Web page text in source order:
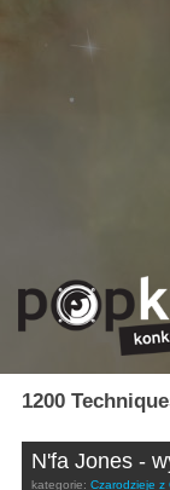
1200
N'fa Jones -
kategorie: Czarodzieje z